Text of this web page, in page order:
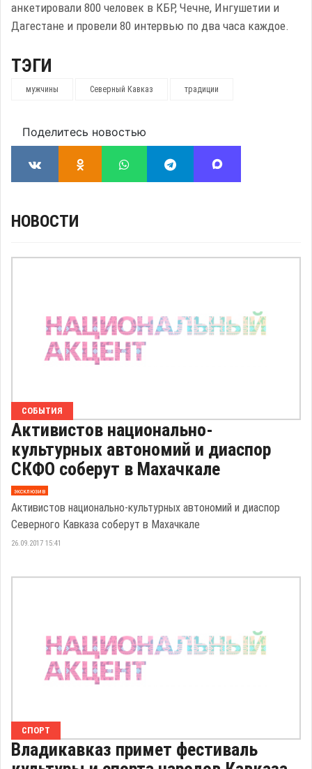
анкетировали 800 человек в КБР, Чечне, Ингушетии и
Дагестане и провели 80 интервью по два часа каждое.
ТЭГИ
мужчины Северный Кавказ традиции
Поделитесь новостью
НОВОСТИ
СОБЫТИЯ
Активистов национально-
культурных автономий и диаспор
СКФО соберут в Махачкале
эксклюзив
Активистов национально-культурных автономий и диаспор
Северного Кавказа соберут в Махачкале
26.09.2017 15:41
СПОРТ
Владикавказ примет фестиваль